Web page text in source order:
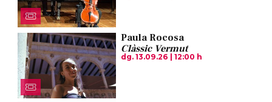
Paula Rocosa
Clàssic Vermut
dg. 13.09.26 |12:00 h